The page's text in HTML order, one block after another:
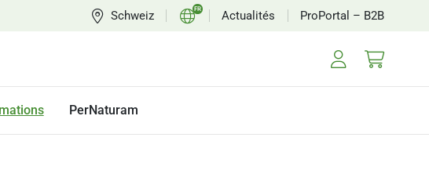
Schweiz FR Actualités ProPortal – B2B
PerNaturam